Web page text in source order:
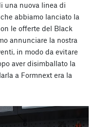
una nuova linea di
abbiamo lanciato la
le offerte del Black
annunciare la nostra
in modo da evitare
aver disimballato la
a Formnext era la